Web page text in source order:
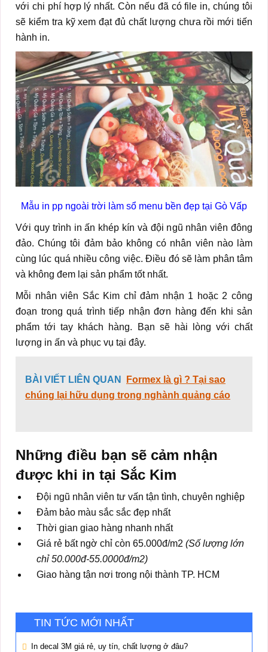
với chi phí hợp lý nhất. Còn nếu đã có file in, chúng tôi
sẽ kiểm tra kỹ xem đạt đủ chất lượng chưa rồi mới tiến
hành in.
Mẫu in pp ngoài trời làm sổ menu bền đẹp tại Gò Vấp
Với quy trình in ấn khép kín và đội ngũ nhân viên đông
đảo. Chúng tôi đảm bảo không có nhân viên nào làm
cùng lúc quá nhiều công việc. Điều đó sẽ làm phân tâm
và không đem lại sản phẩm tốt nhất.
Mỗi nhân viên Sắc Kim chỉ đảm nhận 1 hoặc 2 công
đoạn trong quá trình tiếp nhận đơn hàng đến khi sản
phẩm tới tay khách hàng. Bạn sẽ hài lòng với chất
lượng in ấn và phục vụ tại đây.
BÀI VIẾT LIÊN QUAN
Formex là gì ? Tại sao
chúng lại hữu dụng trong nghành quảng cáo
Những điều bạn sẽ cảm nhận
được khi in tại Sắc Kim
Đội ngũ nhân viên tư vấn tận tình, chuyên nghiệp
Đảm bảo màu sắc sắc đẹp nhất
Thời gian giao hàng nhanh nhất
Giá rẻ bất ngờ chỉ còn 65.000đ/m2 (Số lượng lớn
chỉ 50.000đ-55.0000đ/m2)
Giao hàng tận nơi trong nội thành TP. HCM
TIN TỨC MỚI NHẤT
In decal 3M giá rẻ, uy tín, chất lượng ở đâu?